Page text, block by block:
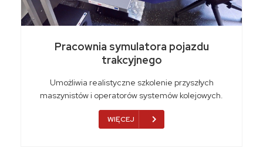
Pracownia symulatora pojazdu
trakcyjnego
Umożliwia realistyczne szkolenie przyszłych
maszynistów i operatorów systemów kolejowych.
WIĘCEJ